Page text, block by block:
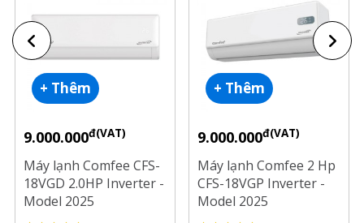
+ Thêm
9.000.000đ(VAT)
Máy lạnh Comfee CFS-
18VGD 2.0HP Inverter -
Model 2025
+ Thêm
9.000.000đ(VAT)
Máy lạnh Comfee 2 Hp
CFS-18VGP Inverter -
Model 2025